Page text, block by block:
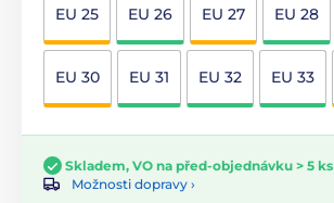
EU 25 EU 26 EU 27 EU 28
EU 30 EU 31 EU 32 EU 33
Skladem, VO na před-objednávku > 5 ks
Možnosti dopravy ›